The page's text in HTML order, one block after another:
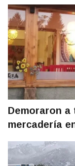
Demoraron
mercadería